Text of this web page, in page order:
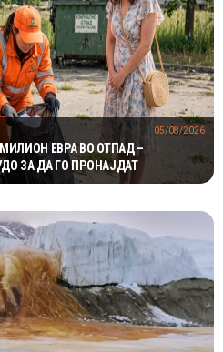
ЕВРА ВО ОТПАД –
ЗА ДА ГО ПРОНАЈДАТ
05/08/2026